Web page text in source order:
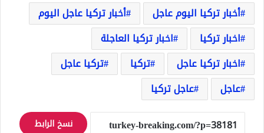
أخبار تركيا اليوم عاجل
أخبار تركيا عاجل اليوم
اخبار تركيا
اخبار تركيا العاجلة
اخبار تركيا عاجل
تركيا
تركيا عاجل
عاجل
عاجل تركيا
نسخ الرابط